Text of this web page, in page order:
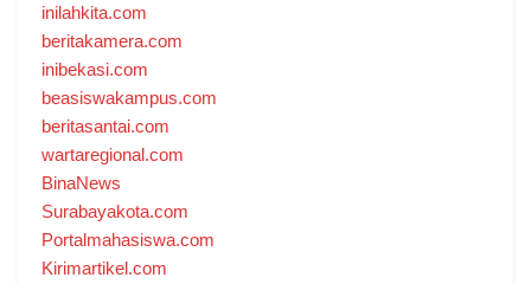
inilahkita.com
beritakamera.com
inibekasi.com
beasiswakampus.com
beritasantai.com
wartaregional.com
BinaNews
Surabayakota.com
Portalmahasiswa.com
Kirimartikel.com